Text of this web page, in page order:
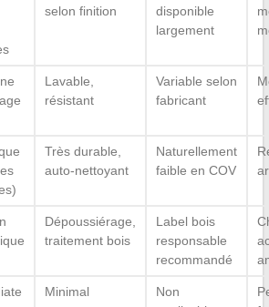
selon finition
disponible
largement
Lavable,
résistant
Variable selon
fabricant
Très durable,
auto-nettoyant
Naturellement
faible en COV
Dépoussiérage,
traitement bois
Label bois
responsable
recommandé
Minimal
Non